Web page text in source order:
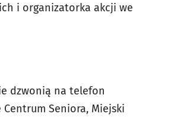
i organizatorka akcji we
dzwonią na telefon
Seniora, Miejski